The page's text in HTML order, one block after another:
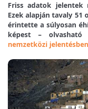
Friss adatok jelentek
Ezek alapján tavaly 51
érintette a súlyosan
képest – olvasható
nemzetközi